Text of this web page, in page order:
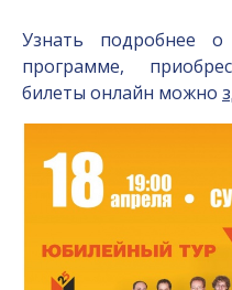
Узнать подробнее о
программе,
билеты онлайн можно